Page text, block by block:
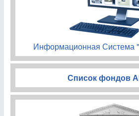
Информационная Система
Список фондов